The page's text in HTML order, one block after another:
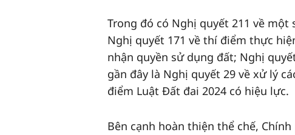
Trong đó có Nghị quyết 211 về
Nghị quyết 171 về thí điểm thực
nhận quyền sử dụng đất; Nghị
gần đây là Nghị quyết 29 về xử lý
điểm Luật Đất đai 2024 có hiệu lực.
Bên cạnh hoàn thiện thể chế,